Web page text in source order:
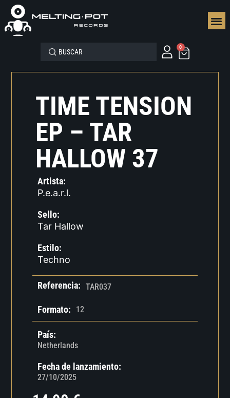
0
TIME TENSION
EP – TAR
HALLOW 37
Artista:
P.e.a.r.l.
Sello:
Tar Hallow
Estilo:
Techno
Referencia: TAR037
Formato: 12
País:
Netherlands
Fecha de lanzamiento:
27/10/2025